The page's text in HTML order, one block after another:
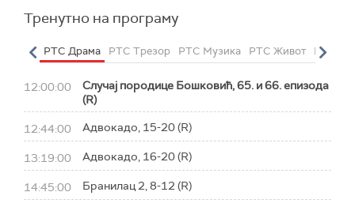
Тренутно на програму
РТС Драма РТС Трезор РТС Музика РТС Живот РТС
12:00:00
Случај породице Бошковић, 65. и 66. епизода
(R)
12:44:00 Адвокадо, 15-20 (R)
13:19:00 Адвокадо, 16-20 (R)
14:45:00 Бранилац 2, 8-12 (R)